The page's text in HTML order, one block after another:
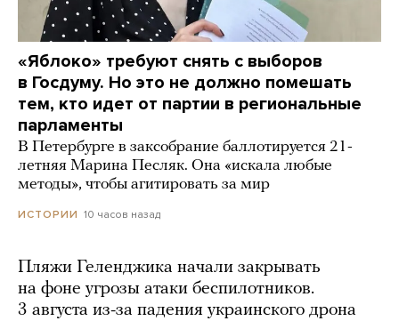
«Яблоко» требуют снять с выборов
в Госдуму. Но это не должно помешать
тем, кто идет от партии в региональные
парламенты
В Петербурге в заксобрание баллотируется 21-
летняя Марина Песляк. Она «искала любые
методы», чтобы агитировать за мир
ИСТОРИИ 10 часов назад
Пляжи Геленджика начали закрывать
на фоне угрозы атаки беспилотников.
3 августа из-за падения украинского дрона